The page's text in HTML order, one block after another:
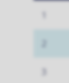
3